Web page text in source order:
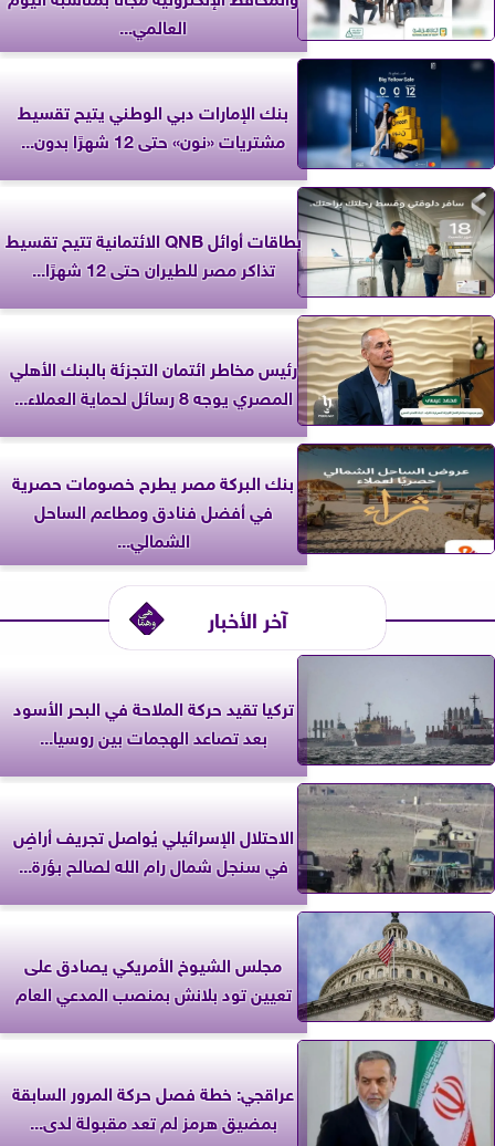
العالمي...
بنك الإمارات دبي الوطني يتيح تقسيط
مشتريات «نون» حتى 12 شهرًا بدون...
بطاقات أوائل QNB الائتمانية تتيح تقسيط
تذاكر مصر للطيران حتى 12 شهرًا...
رئيس مخاطر ائتمان التجزئة بالبنك الأهلي
المصري يوجه 8 رسائل لحماية العملاء...
بنك البركة مصر يطرح خصومات حصرية
في أفضل فنادق ومطاعم الساحل
الشمالي...
آخر الأخبار
تركيا تقيد حركة الملاحة في البحر الأسود
بعد تصاعد الهجمات بين روسيا...
الاحتلال الإسرائيلي يُواصل تجريف أراضٍ
في سنجل شمال رام الله لصالح بؤرة...
مجلس الشيوخ الأمريكي يصادق على
تعيين تود بلانش بمنصب المدعي العام
عراقجي: خطة فصل حركة المرور السابقة
بمضيق هرمز لم تعد مقبولة لدى...